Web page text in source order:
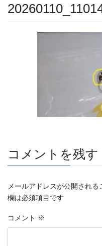
コメントを残す
メールアドレスが公開される
欄は必須項目です
コメント ※